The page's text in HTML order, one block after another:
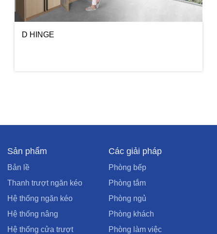
D HINGE
Sản phẩm
Bản lề
Thanh trượt ngăn kéo
Hệ thống ngăn kéo
Hệ thống nâng
Hệ thống cửa trượt
Các giải pháp
Phòng bếp
Phòng tắm
Phòng ngủ
Phòng khách
Phòng làm việc